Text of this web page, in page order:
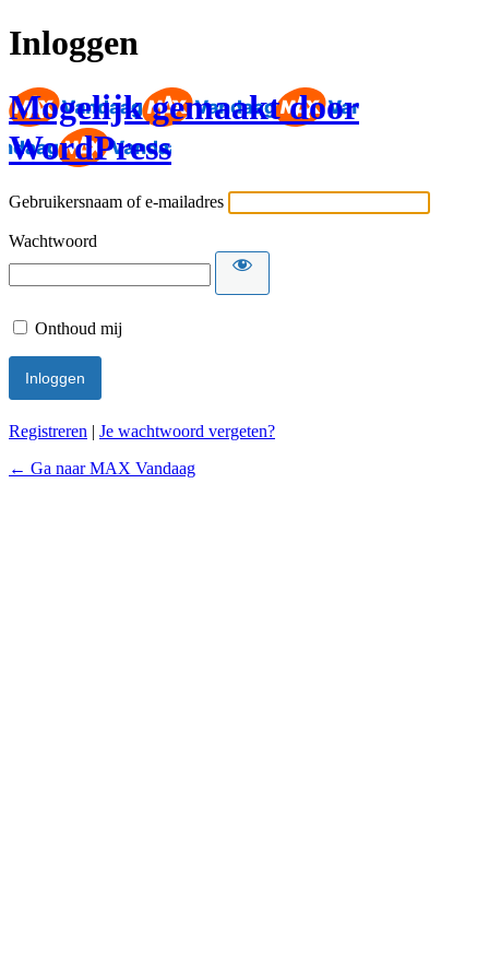
Inloggen
Mogelijk gemaakt door
WordPress
Gebruikersnaam of e-mailadres
Wachtwoord
Onthoud mij
Registreren | Je wachtwoord vergeten?
← Ga naar MAX Vandaag